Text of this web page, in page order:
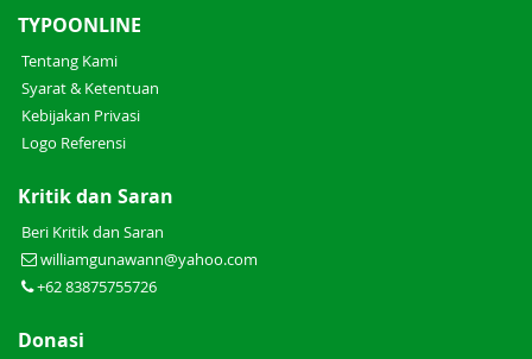
TYPOONLINE
Tentang Kami
Syarat & Ketentuan
Kebijakan Privasi
Logo Referensi
Kritik dan Saran
Beri Kritik dan Saran
williamgunawann@yahoo.com
+62 83875755726
Donasi